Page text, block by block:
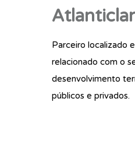
Parceiro localizado
relacionado com o
desenvolvimento
públicos e privados.